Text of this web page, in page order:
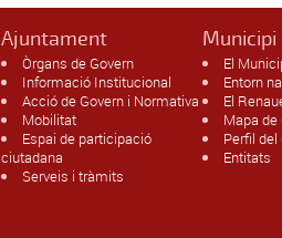
Ajuntament
Òrgans de Govern
Informació Institucional
Acció de Govern i Normativa
Mobilitat
Espai de participació
ciutadana
Serveis i tràmits
Municipi
El
Entorn
El
Mapa de
Perfil
Entitats